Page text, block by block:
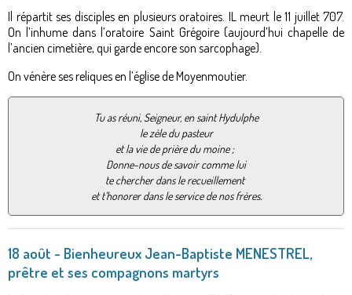
Il répartit ses disciples en plusieurs oratoires. IL meurt le 11 juillet 707.
On l’inhume dans l’oratoire Saint Grégoire (aujourd’hui chapelle de
l’ancien cimetière, qui garde encore son sarcophage).
On vénère ses reliques en l’église de Moyenmoutier.
Tu as réuni, Seigneur, en saint Hydulphe
le zèle du pasteur
et la vie de prière du moine ;
Donne-nous de savoir comme lui
te chercher dans le recueillement
et t’honorer dans le service de nos frères.
18 août - Bienheureux Jean-Baptiste MENESTREL,
prêtre et ses compagnons martyrs